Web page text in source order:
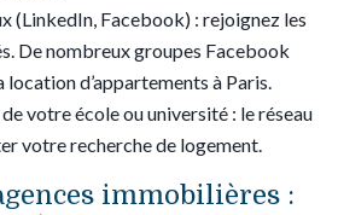
(LinkedIn, Facebook) : rejoignez les
De nombreux groupes Facebook
location d’appartements à Paris.
de votre école ou université : le réseau
votre recherche de logement.
immobilières :